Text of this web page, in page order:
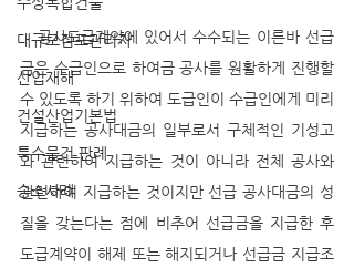
대규모점포관리자
산업재해
건설산업기본법
특수물건 판례
승소사례
   공사도급계약에 있어서 수수되는 이른바 선급
금은 수급인으로 하여금 공사를 원활하게 진행할
수 있도록 하기 위하여 도급인이 수급인에게 미리
지급하는 공사대금의 일부로서 구체적인 기성고
와 관련하여 지급하는 것이 아니라 전체 공사와
관련하여 지급하는 것이지만 선급 공사대금의 성
질을 갖는다는 점에 비추어 선급금을 지급한 후
도급계약이 해제 또는 해지되거나 선급금 지급조